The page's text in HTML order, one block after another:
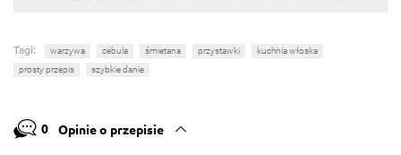
Tagi: warzywa cebula śmietana przystawki
kuchnia włoska
prosty przepis
szybkie danie
0 Opinie o przepisie